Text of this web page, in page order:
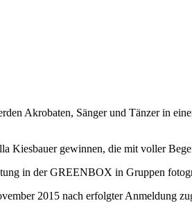
Akrobaten, Sänger und Tänzer in
Kiesbauer gewinnen, die mit voller
in der GREENBOX in Gruppen
2015 nach erfolgter Anmeldung